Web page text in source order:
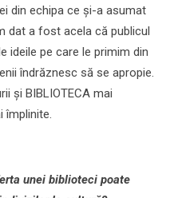
din echipa ce și-a asumat
dat a fost acela că publicul
ideile pe care le primim din
îndrăznesc să se apropie.
și BIBLIOTECA mai
împlinite.
unei biblioteci poate